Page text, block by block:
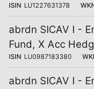
ISIN LU1227631378
abrdn SICAV I -
Fund, X Acc
ISIN LU0987183380
abrdn SICAV I -